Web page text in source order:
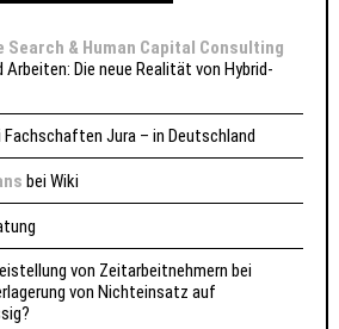
Search & Human Capital Consulting
Arbeiten: Die neue Realität von Hybrid-
Fachschaften Jura – in Deutschland
beiWiki
von Zeitarbeitnehmern bei
von Nichteinsatz auf